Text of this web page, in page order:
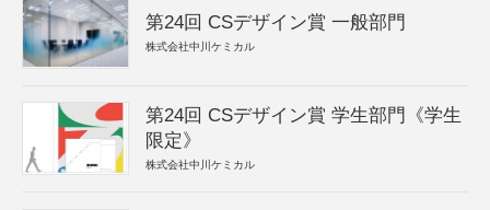
第24回 CSデザイン賞 一般部門
株式会社中川ケミカル
第24回 CSデザイン賞 学生部門《学生
限定》
株式会社中川ケミカル